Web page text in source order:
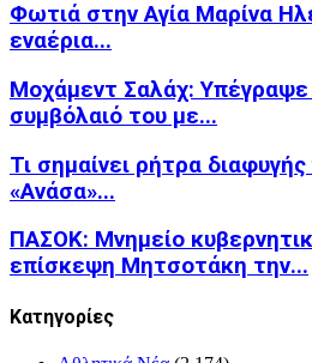
Φωτιά στην Aγία Μαρίνα
εναέρια...
Μοχάμεντ Σαλάχ: Υπέγραψε
συμβόλαιό του με...
Τι σημαίνει ρήτρα διαφυγής
«Ανάσα»...
ΠΑΣΟΚ: Μνημείο
επίσκεψη Μητσοτάκη την...
Kατηγορίες